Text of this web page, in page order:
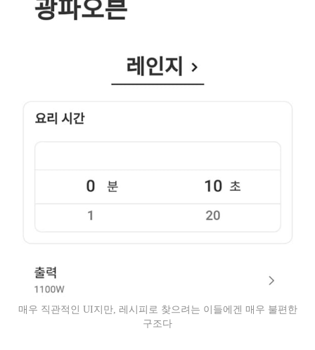
매우 직관적인 UI지만, 레시피로 찾으려는 이들에겐 매우 불편한
구조다